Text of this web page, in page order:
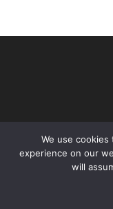
We use
experience on our
will